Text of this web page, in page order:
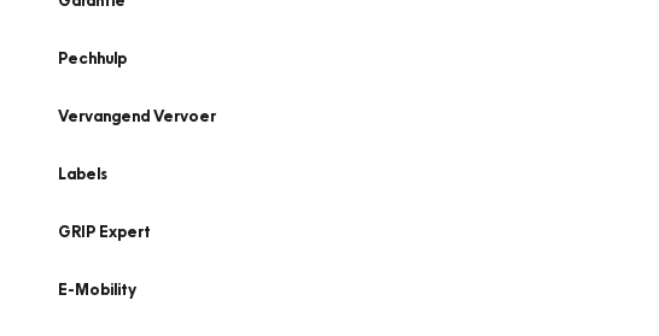
Pechhulp
Vervangend Vervoer
Labels
GRIP Expert
E-Mobility